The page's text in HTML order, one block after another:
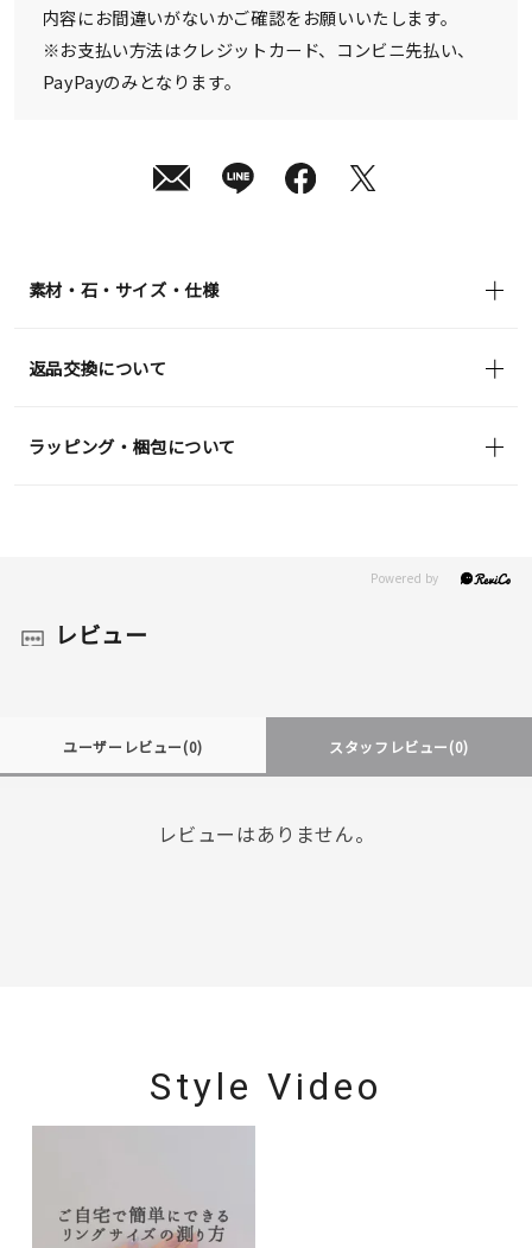
内容にお間違いがないかご確認をお願いいたします。
※お支払い方法はクレジットカード、コンビニ先払い、
PayPayのみとなります。
素材・石・サイズ・仕様
返品交換について
ラッピング・梱包について
レビュー
ユーザーレビュー(0) スタッフレビュー(0)
レビューはありません。
Style Video